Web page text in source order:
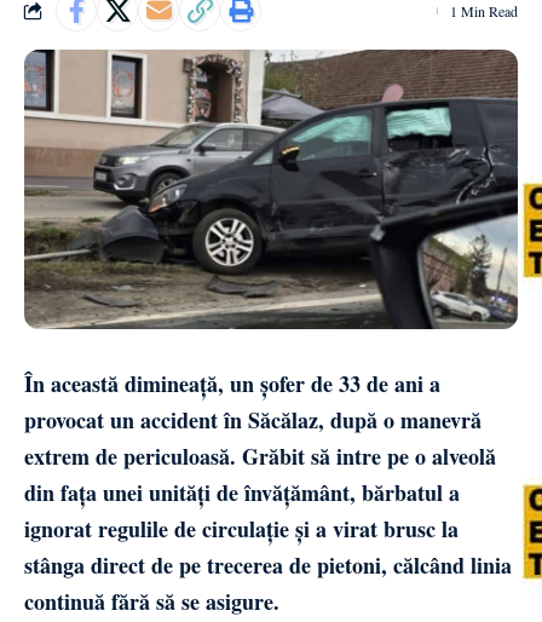
1 Min Read
În această dimineață, un șofer de 33 de ani a
provocat un accident înSăcălaz, după o manevră
extrem de periculoasă. Grăbit să intre pe o alveolă
din fața unei unități de învățământ, bărbatul a
ignorat regulile de circulație și a virat brusc la
stânga direct de pe trecerea de pietoni, călcând linia
continuă fără să se asigure.